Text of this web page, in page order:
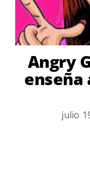
Angry
enseña
julio